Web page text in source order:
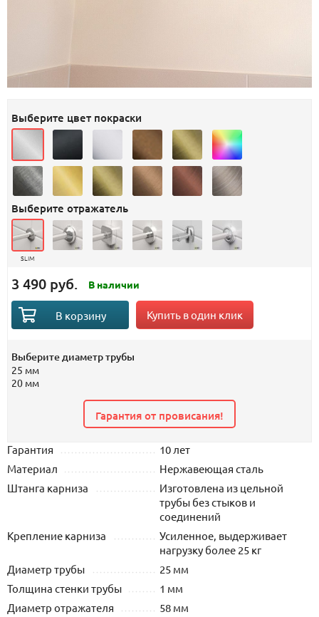
Выберите диаметр трубы
25 мм
20 мм
Гарантия от провисания!
Выберите цвет покраски
Выберите отражатель
SLIM
3 490 руб. В наличии
В корзину Купить в один клик
Гарантия
10 лет
Материал
Нержавеющая сталь
Штанга карниза
Изготовлена из цельной
трубы без стыков и
соединений
Крепление карниза
Усиленное, выдерживает
нагрузку более 25 кг
Диаметр трубы
25 мм
Толщина стенки трубы
1 мм
Диаметр отражателя
58 мм